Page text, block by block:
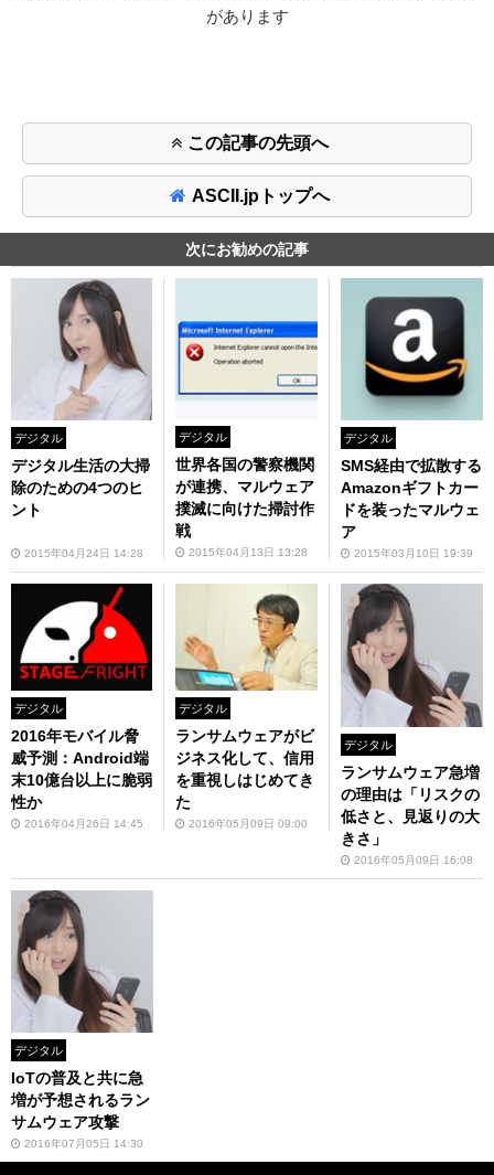
があります
この記事の先頭へ
ASCII.jpトップへ
次にお勧めの記事
デジタル
デジタル生活の大掃
除のための4つのヒ
ント
2015年04月24日 14:28
デジタル
世界各国の警察機関
が連携、マルウェア
撲滅に向けた掃討作
戦
2015年04月13日 13:28
デジタル
SMS経由で拡散する
Amazonギフトカー
ドを装ったマルウェ
ア
2015年03月10日 19:39
デジタル
2016年モバイル脅
威予測：Android端
末10億台以上に脆弱
性か
2016年04月26日 14:45
デジタル
ランサムウェアがビ
ジネス化して、信用
を重視しはじめてき
た
2016年05月09日 09:00
デジタル
ランサムウェア急増
の理由は「リスクの
低さと、見返りの大
きさ」
2016年05月09日 16:08
デジタル
IoTの普及と共に急
増が予想されるラン
サムウェア攻撃
2016年07月05日 14:30